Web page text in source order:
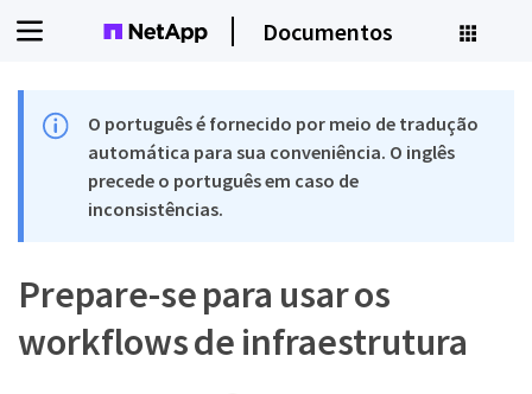
Documentos
O português é fornecido por meio de tradução
automática para sua conveniência. O inglês
precede o português em caso de
inconsistências.
Prepare-se para usar os
workflows de infraestrutura